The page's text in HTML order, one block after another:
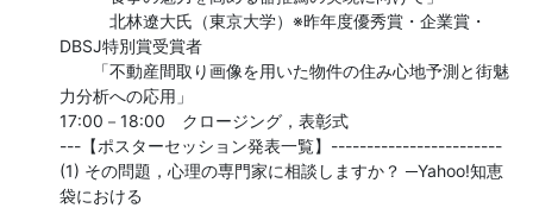
北林遼大氏（東京大学）※昨年度優秀賞・企業賞・
DBSJ特別賞受賞者
「不動産間取り画像を用いた物件の住み心地予測と街魅
力分析への応用」
17:00－18:00　クロージング，表彰式
---【ポスターセッション発表一覧】------------------------
(1) その問題，心理の専門家に相談しますか？ ─Yahoo!知恵
袋における